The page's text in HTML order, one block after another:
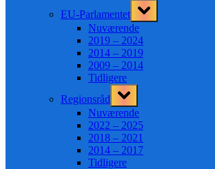
EU-Parlamentet
Toggle
sub-
menu
Nuværende
2019 – 2024
2014 – 2019
2009 – 2014
Tidligere
Regionsråd
Toggle
sub-
menu
Nuværende
2022 – 2025
2018 – 2021
2014 – 2017
Tidligere